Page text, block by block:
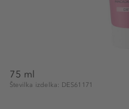
75 ml
Številka izdelka: DES61171